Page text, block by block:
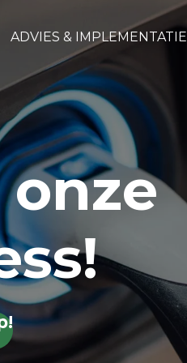
ADVIES & IMPLEMENTATIE